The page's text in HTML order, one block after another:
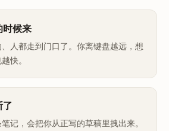
时候来
人都走到门口了。你离键盘越远，想
快。
了
记，会把你从正写的草稿里拽出来。